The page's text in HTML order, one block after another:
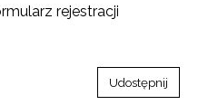
rejestracji
Udostępnij